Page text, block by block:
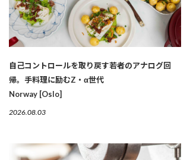
自己コントロールを取り戻す若者のアナログ回
帰。手料理に励むZ・α世代
Norway [Oslo]
2026.08.03